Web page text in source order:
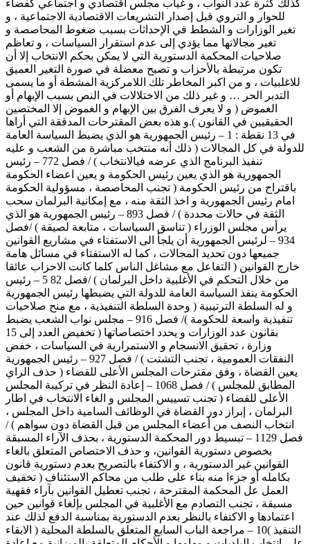
كذلك كثرة عدد النواب ، و غياب مجلس اقتصادي و اجتماعي كفضاء
للحوار و التروي قبل إصدار التشريعات الاقتصادية الاجتماعية ، و
تغير الوزارات و الشطط في الإحداثات بسبب ضغوط المحاصصة و
تغير مجالاتها مما يؤدي إلى عدم استقرار السياسات ، و تعاظم
صلاحيات المحكمة الدستورية التي لا يمكن بحكم الانتخاب إلا أن
تكون مرتبطة بالأحزاب و تصبح معضلة في صورة التغير العميق
للاغلبيات ، و من اكبر المخاطر تلك اللامركزية المشطة أو ما يسمى
التدبر الحر … و غير ذلك من الاختلالات في النص بسبب الإبهام أو
الغموض ( و لا يعرف الفرق بين الإبهام و الغموض إلا المختصين
الحقيقيين في القانون ).و هذه بعض المقترحات المدققة التي أراها
في 13 نقطة : 1 – رئيس الجمھورية ھو الذي يضبط السياسة العامة
للدولة في كل المجالات ( ذلك أنه منتخب مباشرة من الشعب و عليه
تنفيذ البرنامج الذي عرضه فيالانتخاب ) / فصل 772 – رئيس
الجمھورية ھو الذي يعين رئيس الحكومة و يعين اعضاء الحكومة
باقتراح من رئيس الحكومة ( تجنب المحاصصة ، مسؤولية الحكومة
امام رئيس الجمھورية و اخذ الثقة منه ، مع إمكانية البرلمان سحب
الثقة في حالات محددة ) / فصل 893 – رئيس الجمھورية ھو الذي
يرأس مجلس الوزراء ( تناسق السياسات ، متابعة لصيقة ) /فصل
934 – لرئيس الجمھورية أن يلجأ الى الاستفتاء في مشاريع القوانين
جميعھا دون تحديد المجالات ، كما له الاستفتاء في مسائل ھامة
خارج القوانين ( التفاعل مع مشاغل الناس كلما كانت الاحزاب عائقا
من خلال التحكم في الأغلبية داخل البرلمان ) /فصل 82 5 – رئيس
الحكومة ينفذ السياسة العامة للدولة التي يضبطھا رئيس الجمھورية
و له السلطة الترتيبية ( وحدة السلطة التنفيذية ، مع منح صلاحيات
تنفيذية واسعة للحكومة )/ فصل 916 – مجلس نواب الشعب يضبط
بقانون عدد الوزارات و يحدد اختصاصاتھا ( تخفيض العدد إلى 15
وزارة ، تحقيق الانسجام و الاستمرارية في السياسات ، خفض
النفقات العمومية ، تجنب التشتت ) / فصل 927 – رئيس الجمھورية
يعين القضاة ، وفق مقترحات المجلس الأعلى للقضاء ( حذف الراي
المطابق للمجلس ) / فصل 1068 – إعادة النظر في تركيبة المجلس
الأعلى للقضاء ( تجنب تسييس المجلس و الغاء الانتخاب في اطار
البرلمان ، إبراز دور القضاة في الوظائف السامية داخل المجلس ،
انتخاب النصف من أعضاء المجلس من قبل القضاة دون سواھم ) /
فصل 1129 – تبسيط دور المحكمة الدستورية ، بحذف الآراء المسبقة
بخصوص دستورية القوانين، و حذف الاختصاص المتعلق بالغاء
القوانين غير الدستورية ، و الاكتفاء بالتصريح بعدم دستورية قانون
بكامله أو جزءا منه بناء على طلب من محاكم الاستئناف ( تخفيف
العمل عل المحكمة المقترحة ، تجنب تعطيل القوانين بآراء فقھية
مسبقة ، تجنب التصادم مع الأغلبية في المجلس بإلغاء قوانين حين
اعتمادھا و الاكتفاء بالنظر بعدم الدستورية بمناسبة الدفع لذلك عند
التنفيذ )10 – مراجعة الباب السابع المتعلق بالسلطة المحلية ( الابقاء